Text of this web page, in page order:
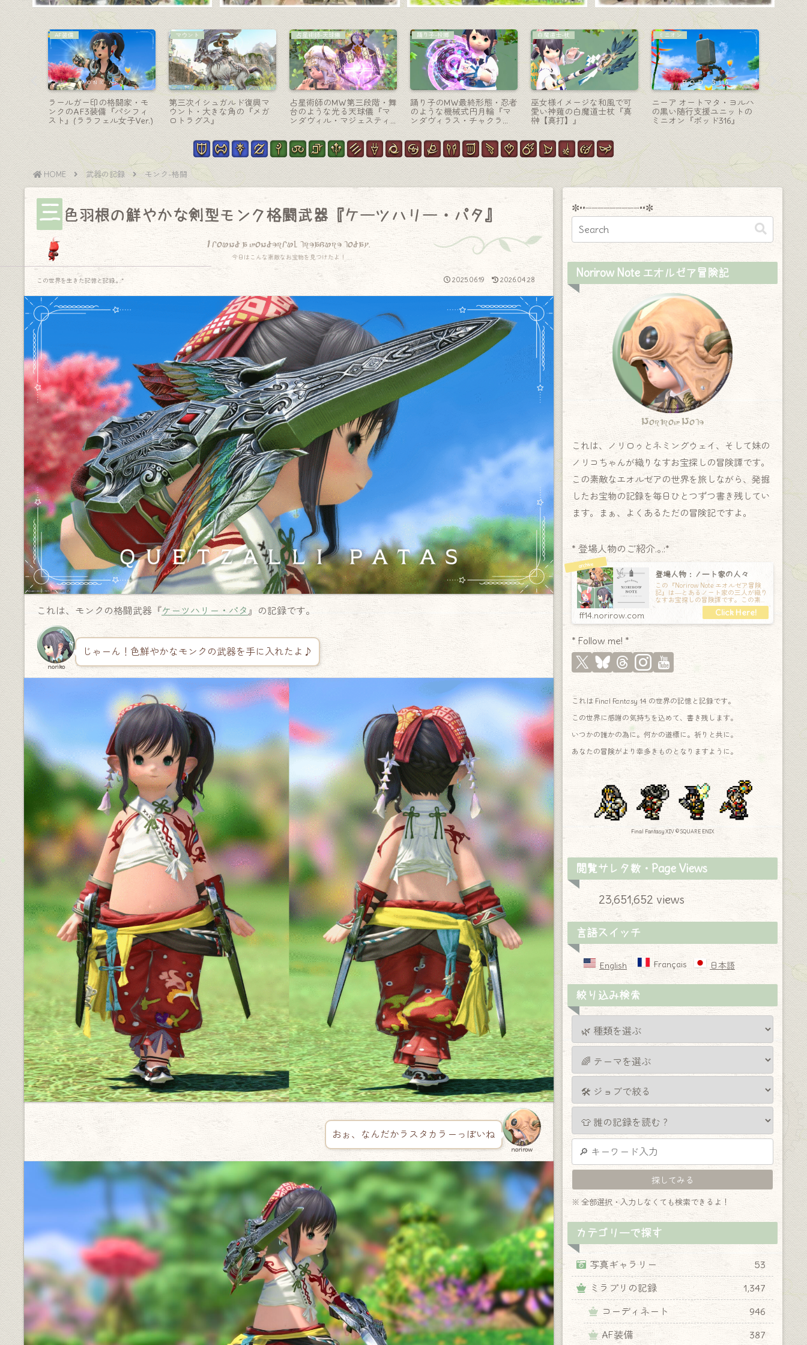
吟遊詩人-弓
十字架の矢でアンティーク
なオートボウガン・吟遊詩
人武器『ディープシャド
ウ・クロスボウRE』
戦士-斧
戦士のレジスタンスウェポ
ン（RW）第二形態・光る円
月斧『スカルレンダー・リ
コレクション』
コーディネート
【ミラプリ】ヴェールを纏
った闇堕ち隠密騎士様 – ラ
ラフェル女子
侍-刀
変形する機械式の刀・ネロ
設計の侍武器『スカエウ
ァ・マジテックサムライブ
レードRE』
ナイト-剣盾
七大天竜の翼を持つ大迷宮
バハムートのナイト武器
『バハムートブレード＆シ
ールド』
マウント
黄色い炎の犬神様・極白虎
征魂戦マウント『白のカム
イ』
龍が火
HOME 武器の記録 モンク-格闘
三 色羽根の鮮やかな剣型モンク格闘武器『ケーツハリー・パタ』
I found a wonderful treasure today.
今日はこんな素敵なお宝物を見つけたよ！
2025.06.19 2026.04.28
この世界を生きた記憶と記録.｡.:*
これは、モンクの格闘武器『ケーツハリー・パタ 』の記録です。
noriko
じゃーん！色鮮やかなモンクの武器を手に入れたよ♪
おぉ、なんだかラスタカラーっぽいね
norirow
✼••┈┈┈┈┈┈┈┈┈••✼
Norirow Note エオルゼア冒険記
Norirow Note
これは、ノリロゥとネミングウェイ、そして妹の
ノリコちゃんが織りなすお宝探しの冒険譚です。
この素敵なエオルゼアの世界を旅しながら、発掘
したお宝物の記録を毎日ひとつずつ書き残してい
ます。まぁ、よくあるただの冒険記ですよ。
* 登場人物のご紹介.｡.:*
登場人物：ノート家の人々
この『Norirow Note エオルゼア冒険
記』は―とあるノート家の三人が織り
なすお宝探しの冒険譚です。この素敵
な Final Fantasy XIV の世界を旅しな
ff14.norirow.com
* Follow me! *
これは Final Fantasy 14 の世界の記憶と記録です。
この世界に感謝の気持ちを込めて、書き残します。
いつかの誰かの為に。何かの道標に。祈りと共に。
あなたの冒険がより幸多きものとなりますように。
Final Fantasy XIV © SQUARE ENIX
閲覧サレタ数・Page Views
23,651,652 views
言語スイッチ
English Français 日本語
絞り込み検索
※ 全部選択・入力しなくても検索できるよ！
カテゴリーで探す
写真ギャラリー
53
ミラプリの記録
1,347
コーディネート
946
AF装備
387